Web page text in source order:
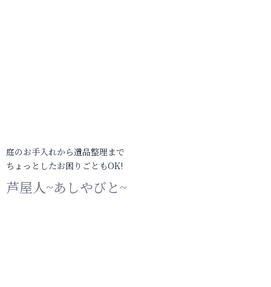
庭のお手入れから遺品整理まで
ちょっとしたお困りごともOK!
芦屋人~あしやびと~